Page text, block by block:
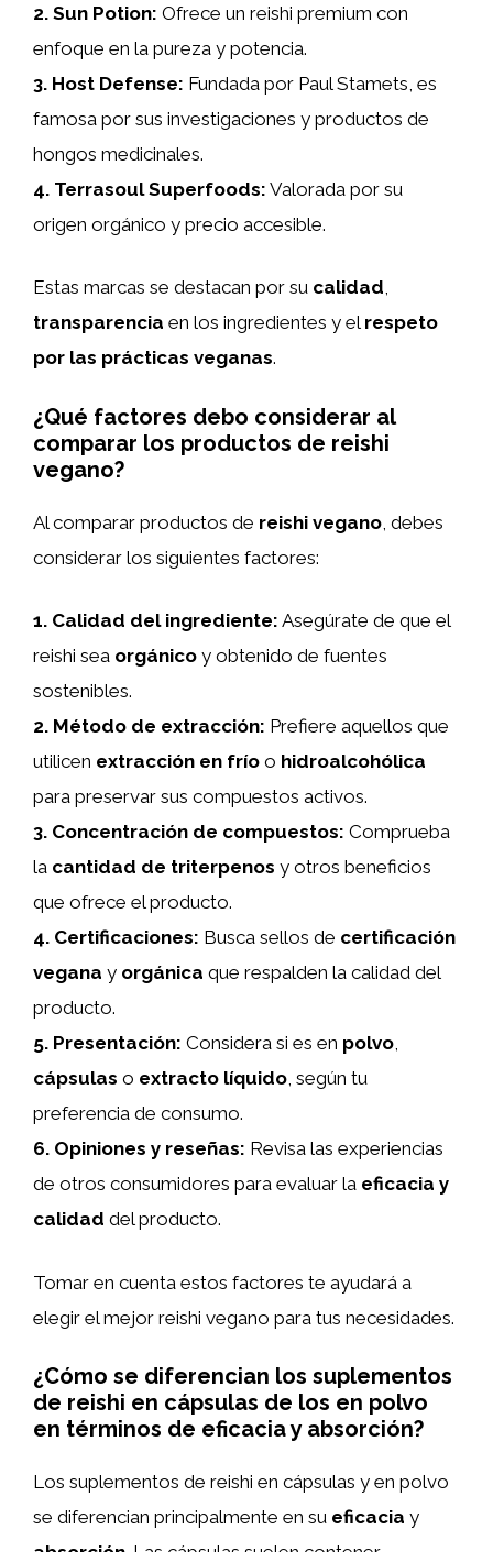
2. Sun Potion: Ofrece un reishi premium con
enfoque en la pureza y potencia.
3. Host Defense: Fundada por Paul Stamets, es
famosa por sus investigaciones y productos de
hongos medicinales.
4. Terrasoul Superfoods: Valorada por su
origen orgánico y precio accesible.
Estas marcas se destacan por su calidad,
transparencia en los ingredientes y el respeto
por las prácticas veganas.
¿Qué factores debo considerar al
comparar los productos de reishi
vegano?
Al comparar productos de reishi vegano , debes
considerar los siguientes factores:
1. Calidad del ingrediente: Asegúrate de que el
reishi sea orgánico y obtenido de fuentes
sostenibles.
2. Método de extracción: Prefiere aquellos que
utilicen extracción en frío o hidroalcohólica
para preservar sus compuestos activos.
3. Concentración de compuestos: Comprueba
la cantidad de triterpenos y otros beneficios
que ofrece el producto.
4. Certificaciones: Busca sellos de certificación
vegana y orgánica que respalden la calidad del
producto.
5. Presentación: Considera si es en polvo,
cápsulas o extracto líquido, según tu
preferencia de consumo.
6. Opiniones y reseñas: Revisa las experiencias
de otros consumidores para evaluar la eficacia y
calidad del producto.
Tomar en cuenta estos factores te ayudará a
elegir el mejor reishi vegano para tus necesidades.
¿Cómo se diferencian los suplementos
de reishi en cápsulas de los en polvo
en términos de eficacia y absorción?
Los suplementos de reishi en cápsulas y en polvo
se diferencian principalmente en su eficacia y